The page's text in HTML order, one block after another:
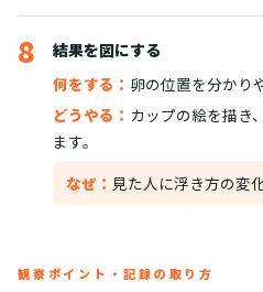
8
結果を図にする
何をする： 卵の位置を分かり
どうやる： カップの絵を描き
ます。
なぜ： 見た人に浮き方の変
観察ポイント・記録の取り方